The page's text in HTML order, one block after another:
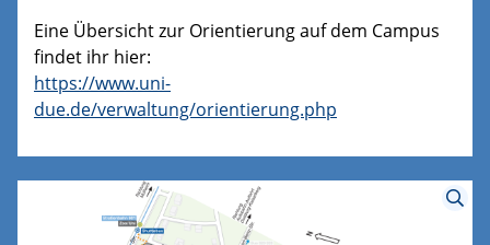
Eine Übersicht zur Orientierung auf dem Campus
findet ihr hier:
https://www.uni-
due.de/verwaltung/orientierung.php